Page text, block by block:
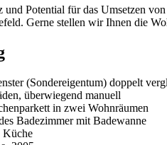
und Potential für das Umsetzen
Gerne stellen wir Ihnen die
(Sondereigentum) doppelt
überwiegend manuell
in zwei Wohnräumen
Badezimmer mit Badewanne
Küche